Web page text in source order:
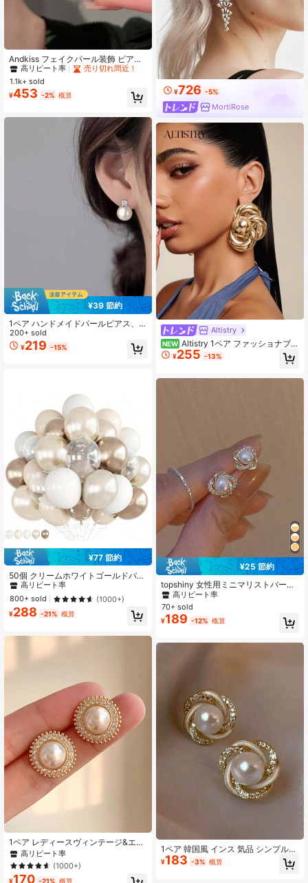
Andkiss フェイクパール装飾 ピアス
ジャケット2個
#5 ベストセラー
マルチカラー 女性のスタッドピアス
高リピート率
売り切れ間近！
#5 ベストセラー
マルチカラー 女性のスタッドピアス
高リピート率
#5 ベストセラー
マルチカラー 女性のスタッドピアス
高リピート率
#5 ベストセラー
マルチカラー 女性のスタッドピアス
売り切れ間近！
1.1k+ sold
¥453 -2% 概算
¥39 節約
1ペア ハンドメイドパールピアス、
ボタンパールピアス、女性用ホワイ
トパールピンクパールスタッドピア
ス。パーティー、バンケット、旅
200+ sold
¥219 -15%
¥77 節約
50個 クリームホワイトゴールドバル
ーン、サンドホワイト メタリックシ
ャンパンゴールド ホワイト 透明バル
ーン、パールホワイト サンドカラー
バルーン、アイボリーベージュ 婚約
バルーン、花嫁へのギフト、誕生日
洗礼式、バチェラー/バチェロレット
飾バルーンに適しています
#1 ベストセラー に 夏 風船
高リピート率
#1 ベストセラー
高リピート率
#1 ベストセラー
高リピート率
#1 ベストセラー に 夏 風船
800+ sold (1000+)
¥288 -21% 概算
1ペア レディースヴィンテージ&エレ
ガントな人工真珠ピアス、輝くライ
ンストーン付き小さな丸型スタッズ
高リピート率
(1000+)
¥170 -21% 概算
¥726 -5%
MortiRose
Altistry
NEW Altistry 1ペア ファッショナブル
な ミニマリスト アシンメトリー ジ
オメトリック ラップ ピアス、女性へ
¥255 -13%
¥25 節約
topshiny 女性用ミニマリストバーサ
タイルビンテージスタイルホロー金
属ラインストーンパールスタッドピ
アス1ペア、デイリーウェアに最適
#10 ベストセラー
に お母さんへのプレゼントのアイデア スペシャルピック
高リピート率
#10 ベストセラー
高リピート率
#10 ベストセラー
高リピート率
#10 ベストセラー
に お母さんへのプレゼントのアイデア スペシャルピック
70+ sold
¥189 -12% 概算
1ペア 韓国風 インス 気品 シンプル
多用途 フェイクパール スタッドピア
ス レディース スイート エレガント
¥183 -3% 概算